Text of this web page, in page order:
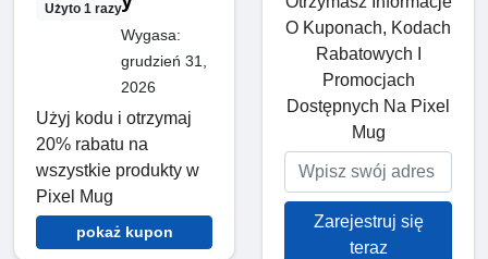
Użyto 1 razy
Wygasa:
grudzień 31,
2026
Użyj kodu i otrzymaj
20% rabatu na
wszystkie produkty w
Pixel Mug
pokaż kupon
O Kuponach, Kodach
Rabatowych I
Promocjach
Dostępnych Na Pixel
Mug
Zarejestruj się
teraz